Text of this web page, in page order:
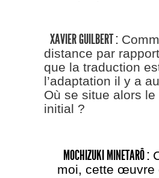
XAVIER GUILBERT :
distance par
que la traduction
l’adaptation il y a
Où se situe alors
initial ?
MOCHIZUKI MINETARÔ :
moi, cette œuvre